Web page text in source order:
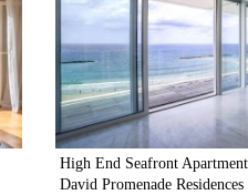
High End Seafront
David Promenade